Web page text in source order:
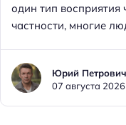
один тип восприятия
частности, многие
Юрий Петрович
07 августа 2026